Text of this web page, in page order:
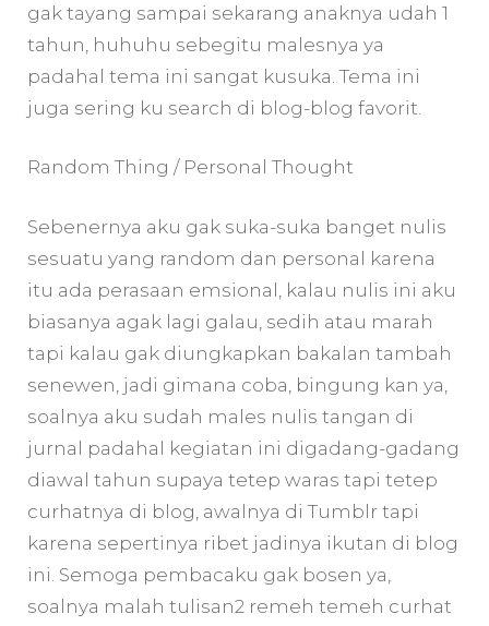
gak tayang sampai sekarang anaknya udah 1
tahun, huhuhu sebegitu malesnya ya
padahal tema ini sangat kusuka. Tema ini
juga sering ku search di blog-blog favorit.
Random Thing / Personal Thought
Sebenernya aku gak suka-suka banget nulis
sesuatu yang random dan personal karena
itu ada perasaan emsional, kalau nulis ini aku
biasanya agak lagi galau, sedih atau marah
tapi kalau gak diungkapkan bakalan tambah
senewen, jadi gimana coba, bingung kan ya,
soalnya aku sudah males nulis tangan di
jurnal padahal kegiatan ini digadang-gadang
diawal tahun supaya tetep waras tapi tetep
curhatnya di blog, awalnya di Tumblr tapi
karena sepertinya ribet jadinya ikutan di blog
ini. Semoga pembacaku gak bosen ya,
soalnya malah tulisan2 remeh temeh curhat